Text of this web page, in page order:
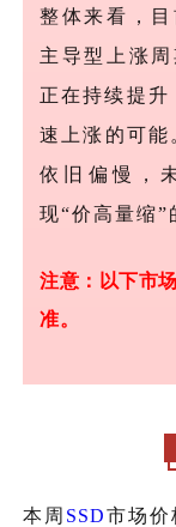
整体来看，
主导型上涨
正在持续提
速上涨的可能
依旧偏慢，
现“价高量缩”
注意：以下市
准。
本周 SSD市场价